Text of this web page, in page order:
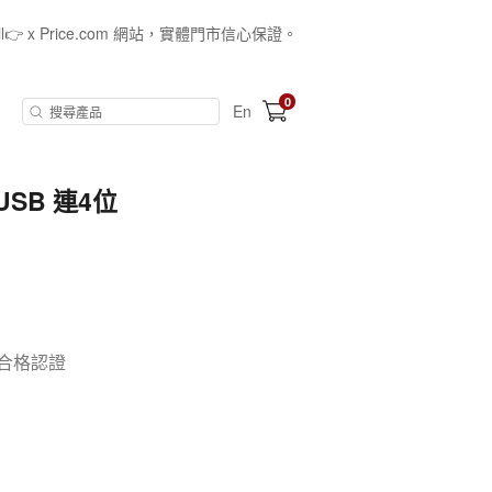
x Price.com 網站，實體門市信心保證。
En 0
連4位
格認證